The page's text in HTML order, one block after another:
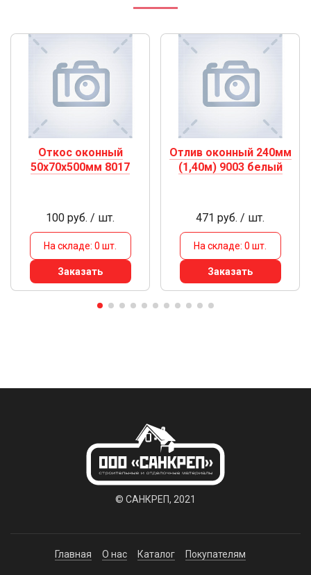
Откос оконный
50х70х500мм 8017
100 руб. / шт.
На складе: 0 шт.
Заказать
Отлив оконный 240мм
(1,40м) 9003 белый
471 руб. / шт.
На складе: 0 шт.
Заказать
© САНКРЕП, 2021
Главная О нас Каталог Покупателям